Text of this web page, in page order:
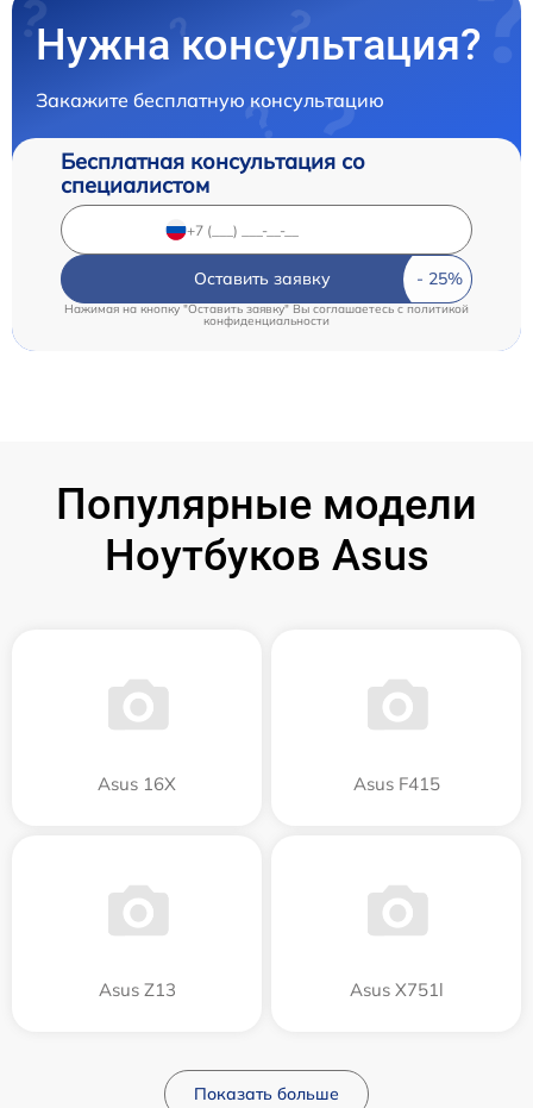
Нужна консультация?
Закажите бесплатную консультацию
Бесплатная консультация со
специалистом
Оставить заявку
Нажимая на кнопку "Оставить заявку" Вы соглашаетесь c политикой
конфиденциальности
Популярные модели
Ноутбуков Asus
Asus 16X Asus F415
Asus Z13 Asus X751l
Показать больше